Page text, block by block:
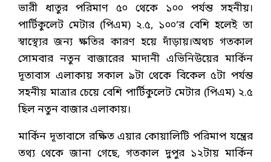
ভারী ধাতুর পরিমাণ ৫০ থেকে ১০০ পর্যন্ত সহনীয়।
পার্টিকুলেট মেটার (পিএম) ২.৫, ১০০’র বেশি হলেই তা
স্বাস্থ্যের জন্য ক্ষতির কারণ হয়ে দাঁড়ায়।অথচ গতকাল
সোমবার নতুন বাজারের মাদানী এভিনিউয়ের মার্কিন
দূতাবাস এলাকায় সকাল ৯টা থেকে বিকেল ৫টা পর্যন্ত
সহনীয় মাত্রার চেয়ে বেশি পার্টিকুলেট মেটার (পিএম) ২.৫
ছিল নতুন বাজার এলাকায়।
মার্কিন দূতাবাসে রক্ষিত এয়ার কোয়ালিটি পরিমাপ যন্ত্রের
তথ্য থেকে জানা গেছে, গতকাল দুপুর ১২টায় মার্কিন